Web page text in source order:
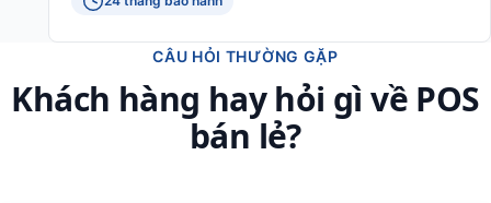
CÂU HỎI THƯỜNG GẶP
Khách hàng hay hỏi gì về POS
bán lẻ?